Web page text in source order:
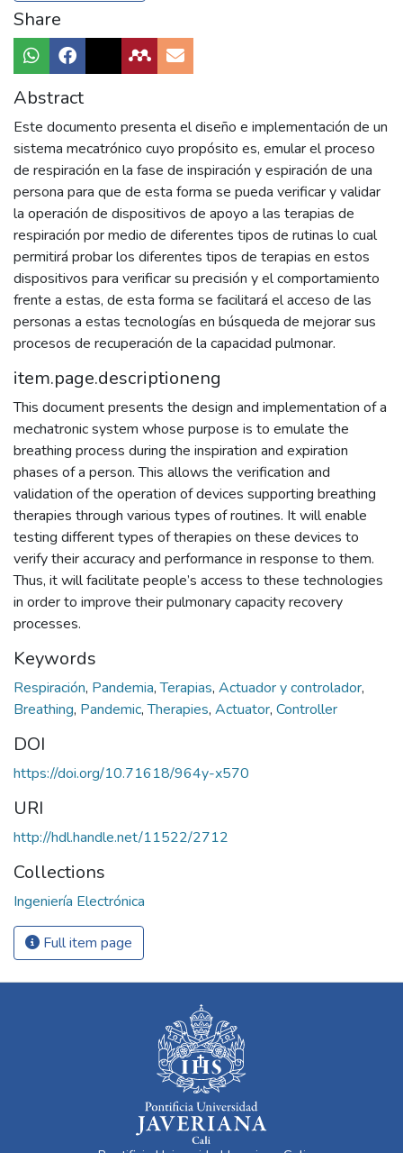
Share
Abstract
Este documento presenta el diseño e implementación de un
sistema mecatrónico cuyo propósito es, emular el proceso
de respiración en la fase de inspiración y espiración de una
persona para que de esta forma se pueda verificar y validar
la operación de dispositivos de apoyo a las terapias de
respiración por medio de diferentes tipos de rutinas lo cual
permitirá probar los diferentes tipos de terapias en estos
dispositivos para verificar su precisión y el comportamiento
frente a estas, de esta forma se facilitará el acceso de las
personas a estas tecnologías en búsqueda de mejorar sus
procesos de recuperación de la capacidad pulmonar.
item.page.descriptioneng
This document presents the design and implementation of a
mechatronic system whose purpose is to emulate the
breathing process during the inspiration and expiration
phases of a person. This allows the verification and
validation of the operation of devices supporting breathing
therapies through various types of routines. It will enable
testing different types of therapies on these devices to
verify their accuracy and performance in response to them.
Thus, it will facilitate people’s access to these technologies
in order to improve their pulmonary capacity recovery
processes.
Keywords
Respiración, Pandemia,Terapias, Actuador y controlador,
Breathing, Pandemic,Therapies, Actuator, Controller
DOI
https://doi.org/10.71618/964y-x570
URI
http://hdl.handle.net/11522/2712
Collections
Ingeniería Electrónica
Full item page